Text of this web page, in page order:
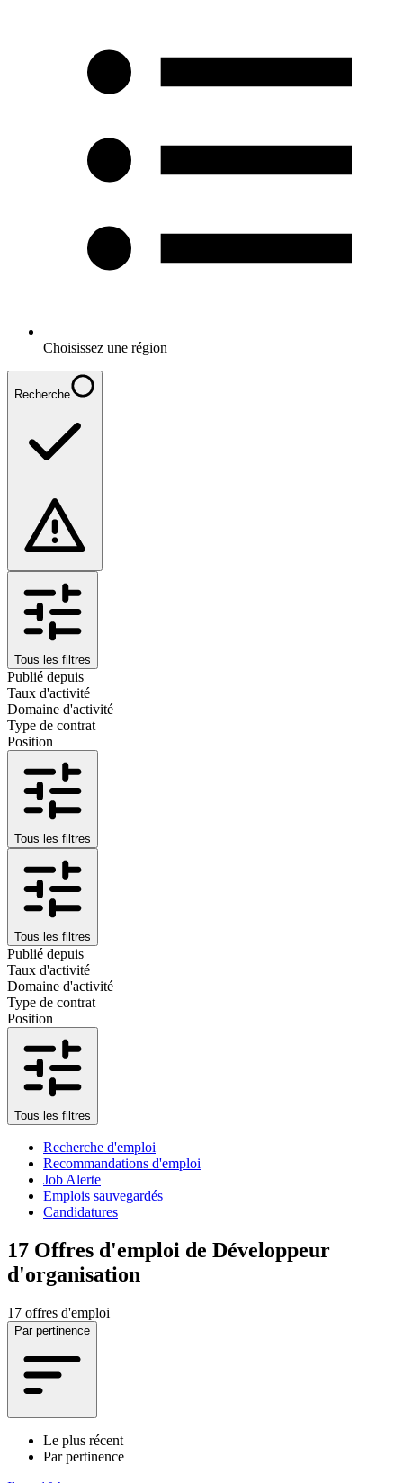
Choisissez une région
Recherche
Tous les filtres
Publié depuis
Taux d'activité
Domaine d'activité
Type de contrat
Position
Tous les filtres
Tous les filtres
Publié depuis
Taux d'activité
Domaine d'activité
Type de contrat
Position
Tous les filtres
Recherche d'emploi
Recommandations d'emploi
Job Alerte
Emplois sauvegardés
Candidatures
17 Offres d'emploi de Développeur
d'organisation
17 offres d'emploi
Par pertinence
Le plus récent
Par pertinence